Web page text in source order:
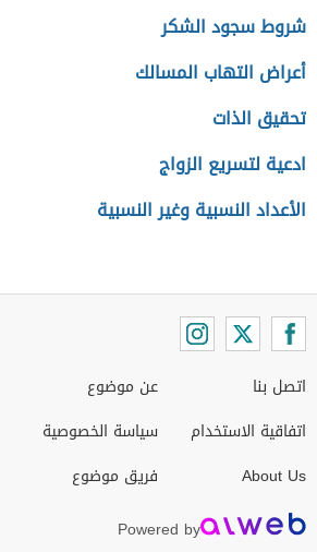
شروط سجود الشكر
أعراض التهاب المسالك
تحقيق الذات
ادعية لتسريع الزواج
الأعداد النسبية وغير النسبية
اتصل بنا
اتفاقية الاستخدام
About Us
عن موضوع
سياسة الخصوصية
فريق موضوع
Powered by